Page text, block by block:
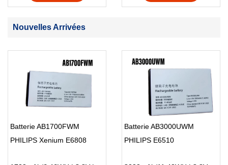
Nouvelles Arrivées
Batterie AB1700FWM
PHILIPS Xenium E6808
Batterie AB3000UWM
PHILIPS E6510